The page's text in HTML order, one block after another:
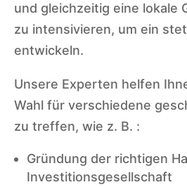
und gleichzeitig eine lokale
zu intensivieren, um ein
entwickeln.
Unsere Experten helfen
Wahl für verschiedene
zu treffen, wie z. B. :
Gründung der richtigen
Investitionsgesellschaft